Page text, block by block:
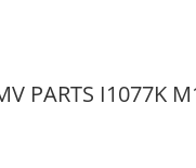
PARTS I1077K